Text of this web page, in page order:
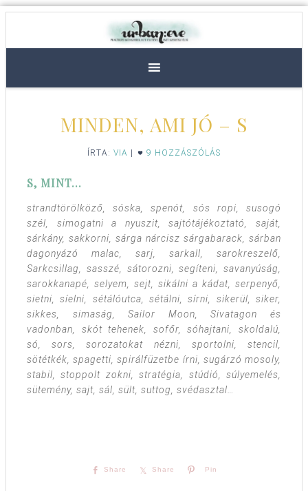
MINDEN, AMI JÓ – S
ÍRTA: VIA 9 HOZZÁSZÓLÁS
S, MINT…
strandtörölköző, sóska, spenót, sós ropi, susogó
szél, simogatni a nyuszit, sajtótájékoztató, saját,
sárkány, sakkorni, sárga nárcisz sárgabarack, sárban
dagonyázó malac, sarj, sarkall, sarokreszelő,
Sarkcsillag, sasszé, sátorozni, segíteni, savanyúság,
sarokkanapé, selyem, sejt, sikálni a kádat, serpenyő,
sietni, síelni, sétálóutca, sétálni, sírni, sikerül, siker,
sikkes, simaság, Sailor Moon, Sivatagon és
vadonban, skót tehenek, sofőr, sóhajtani, skoldalú,
só, sors, sorozatokat nézni, sportolni, stencil,
sötétkék, spagetti, spirálfüzetbe írni, sugárzó mosoly,
stabil, stoppolt zokni, stratégia, stúdió, súlyemelés,
sütemény, sajt, sál, sült, suttog, svédasztal…
Share Share Pin